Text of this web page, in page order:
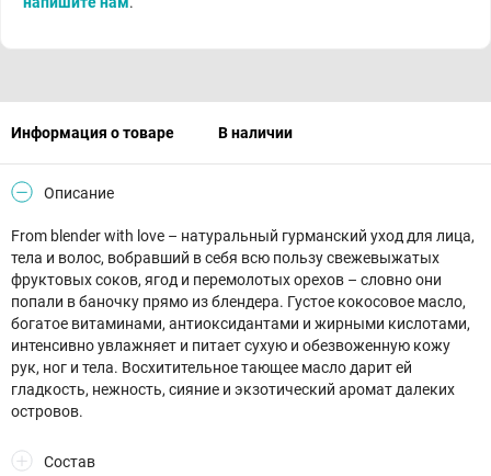
Информация о товаре В наличии
Описание
From blender with love – натуральный гурманский уход для лица,
тела и волос, вобравший в себя всю пользу свежевыжатых
фруктовых соков, ягод и перемолотых орехов – словно они
попали в баночку прямо из блендера. Густое кокосовое масло,
богатое витаминами, антиоксидантами и жирными кислотами,
интенсивно увлажняет и питает сухую и обезвоженную кожу
рук, ног и тела. Восхитительное тающее масло дарит ей
гладкость, нежность, сияние и экзотический аромат далеких
островов.
Состав